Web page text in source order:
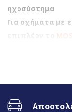
ηχοσύστημα
Για οχήματα με
Screen